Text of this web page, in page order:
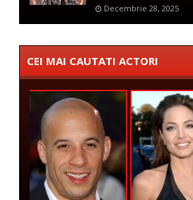
Decembrie 28, 2025
CEI MAI CAUTATI ACTORI